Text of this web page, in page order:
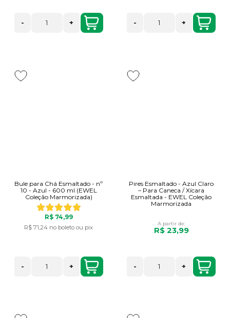
- + - +
Bule para Chá Esmaltado - nº
10 - Azul - 600 ml (EWEL
Coleção Marmorizada)
R$ 74,99
R$ 71,24 no boleto ou pix
- +
Pires Esmaltado - Azul Claro
– Para Caneca / Xícara
Esmaltada - EWEL Coleção
Marmorizada
A partir de:
R$ 23,99
- +